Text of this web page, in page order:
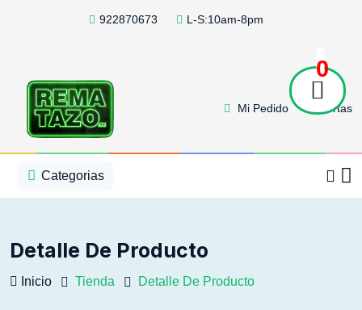
922870673 L-S:10am-8pm
Mi Pedido Ofertas
0
Categorias
Detalle De Producto
Inicio Tienda Detalle De Producto